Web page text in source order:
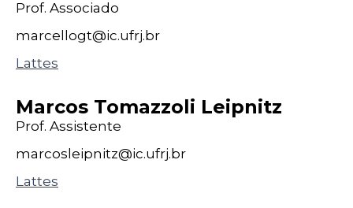
Prof. Associado
marcellogt@ic.ufrj.br
Lattes
Marcos Tomazzoli Leipnitz
Prof. Assistente
marcosleipnitz@ic.ufrj.br
Lattes